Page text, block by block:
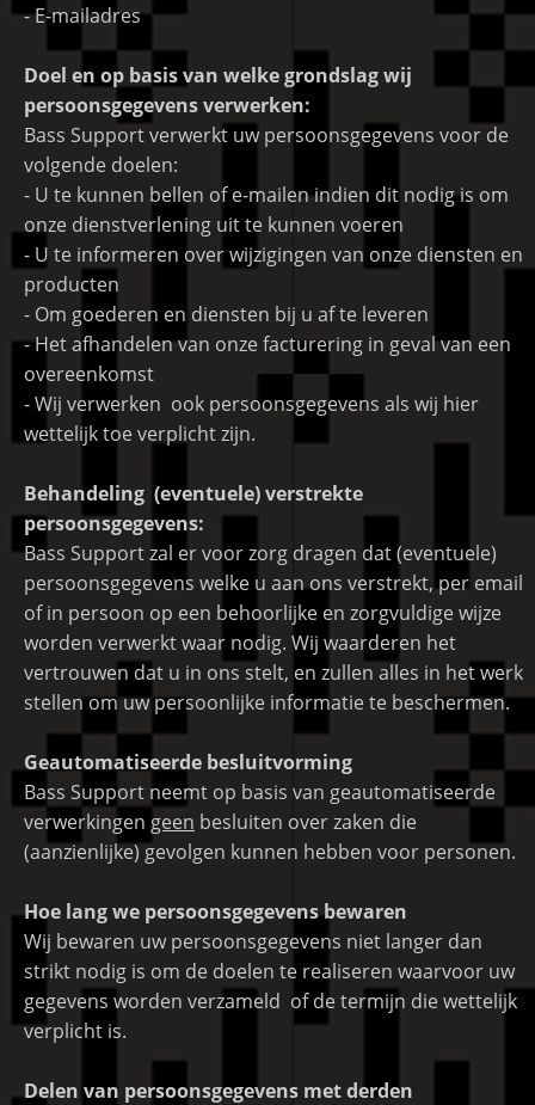
- E-mailadres
Doel en op basis van welke grondslag wij
persoonsgegevens verwerken:
Bass Support verwerkt uw persoonsgegevens voor de
volgende doelen:
- U te kunnen bellen of e-mailen indien dit nodig is om
onze dienstverlening uit te kunnen voeren
- U te informeren over wijzigingen van onze diensten en
producten
- Om goederen en diensten bij u af te leveren
- Het afhandelen van onze facturering in geval van een
overeenkomst
- Wij verwerken ook persoonsgegevens als wij hier
wettelijk toe verplicht zijn.
Behandeling (eventuele) verstrekte
persoonsgegevens:
Bass Support zal er voor zorg dragen dat (eventuele)
persoonsgegevens welke u aan ons verstrekt, per email
of in persoon op een behoorlijke en zorgvuldige wijze
worden verwerkt waar nodig. Wij waarderen het
vertrouwen dat u in ons stelt, en zullen alles in het werk
stellen om uw persoonlijke informatie te beschermen.
Geautomatiseerde besluitvorming
Bass Support neemt op basis van geautomatiseerde
verwerkingen geen besluiten over zaken die
(aanzienlijke) gevolgen kunnen hebben voor personen.
Hoe lang we persoonsgegevens bewaren
Wij bewaren uw persoonsgegevens niet langer dan
strikt nodig is om de doelen te realiseren waarvoor uw
gegevens worden verzameld of de termijn die wettelijk
verplicht is.
Delen van persoonsgegevens met derden